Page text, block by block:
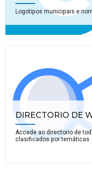
Logotipos municipais e
DIRECTORIO DE
Accede ao directorio de
clasificados por temáticas